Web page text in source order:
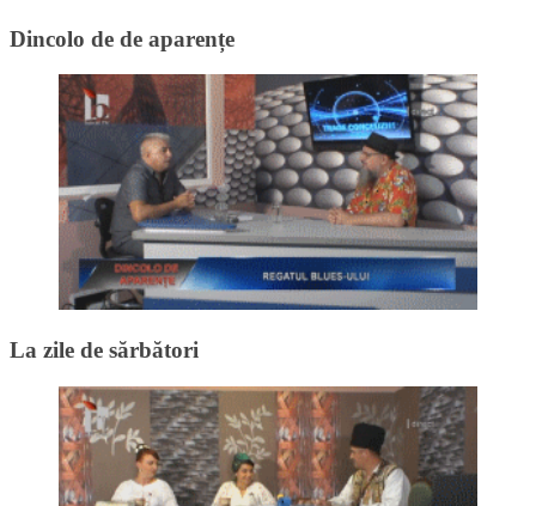
Dincolo de de aparențe
La zile de sărbători